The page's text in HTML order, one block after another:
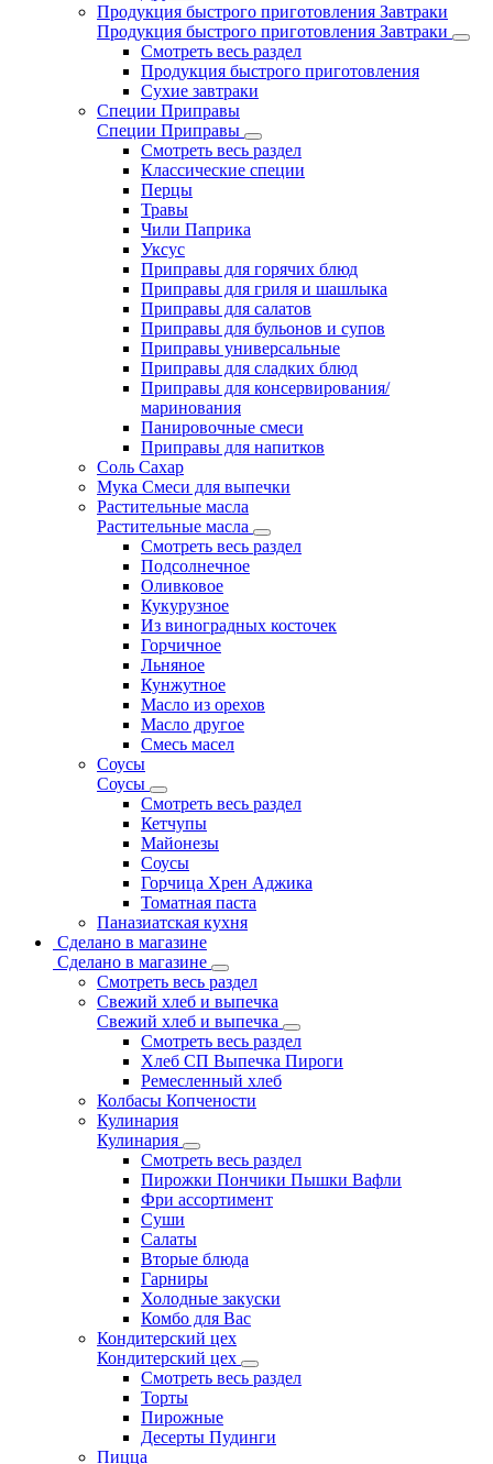
Продукция быстрого приготовления Завтраки
Продукция быстрого приготовления Завтраки
Смотреть весь раздел
Продукция быстрого приготовления
Сухие завтраки
Специи Приправы
Специи Приправы
Смотреть весь раздел
Классические специи
Перцы
Травы
Чили Паприка
Уксус
Приправы для горячих блюд
Приправы для гриля и шашлыка
Приправы для салатов
Приправы для бульонов и супов
Приправы универсальные
Приправы для сладких блюд
Приправы для консервирования/
маринования
Панировочные смеси
Приправы для напитков
Соль Сахар
Мука Смеси для выпечки
Растительные масла
Растительные масла
Смотреть весь раздел
Подсолнечное
Оливковое
Кукурузное
Из виноградных косточек
Горчичное
Льняное
Кунжутное
Масло из орехов
Масло другое
Смесь масел
Соусы
Соусы
Смотреть весь раздел
Кетчупы
Майонезы
Соусы
Горчица Хрен Аджика
Томатная паста
Паназиатская кухня
Сделано в магазине
Сделано в магазине
Смотреть весь раздел
Свежий хлеб и выпечка
Свежий хлеб и выпечка
Смотреть весь раздел
Хлеб СП Выпечка Пироги
Ремесленный хлеб
Колбасы Копчености
Кулинария
Кулинария
Смотреть весь раздел
Пирожки Пончики Пышки Вафли
Фри ассортимент
Суши
Салаты
Вторые блюда
Гарниры
Холодные закуски
Комбо для Вас
Кондитерский цех
Кондитерский цех
Смотреть весь раздел
Торты
Пирожные
Десерты Пудинги
Пицца